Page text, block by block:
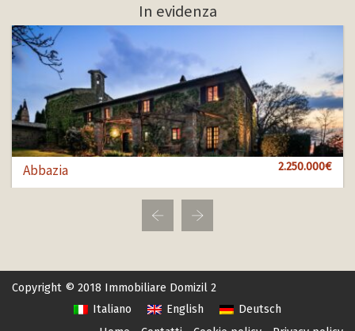
In evidenza
Abbazia 2.250.000€
Bol 100 1.000.000€
Bol 456 850.000€
Copyright © 2018 Immobiliare Domizil 2
Italiano
English
Deutsch